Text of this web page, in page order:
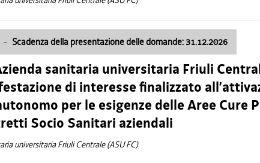
- Scadenza della presentazione delle domande: 31.12.2026
sanitaria universitaria Friuli
di interesse finalizzato
per le esigenze delle Aree Cure
Socio Sanitari aziendali
universitaria Friuli Centrale (ASU FC)